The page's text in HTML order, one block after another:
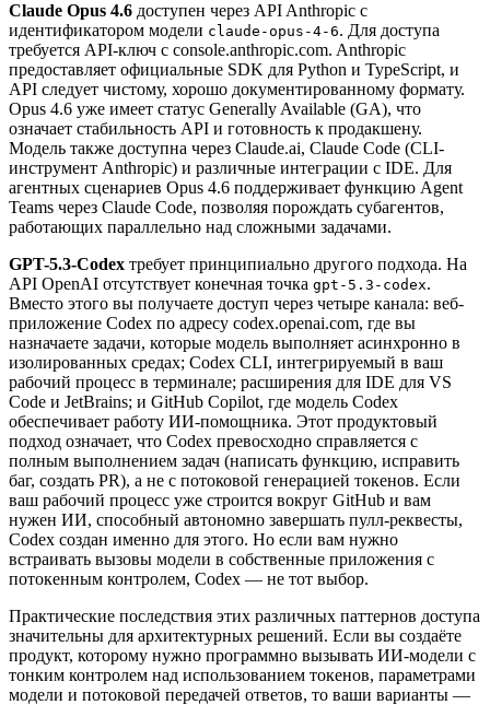
Claude Opus 4.6 доступен через API Anthropic с
идентификатором модели claude-opus-4-6. Для доступа
требуется API-ключ с console.anthropic.com. Anthropic
предоставляет официальные SDK для Python и TypeScript, и
API следует чистому, хорошо документированному формату.
Opus 4.6 уже имеет статус Generally Available (GA), что
означает стабильность API и готовность к продакшену.
Модель также доступна через Claude.ai, Claude Code (CLI-
инструмент Anthropic) и различные интеграции с IDE. Для
агентных сценариев Opus 4.6 поддерживает функцию Agent
Teams через Claude Code, позволяя порождать субагентов,
работающих параллельно над сложными задачами.
GPT-5.3-Codex требует принципиально другого подхода. На
API OpenAI отсутствует конечная точка gpt-5.3-codex.
Вместо этого вы получаете доступ через четыре канала: веб-
приложение Codex по адресу codex.openai.com, где вы
назначаете задачи, которые модель выполняет асинхронно в
изолированных средах; Codex CLI, интегрируемый в ваш
рабочий процесс в терминале; расширения для IDE для VS
Code и JetBrains; и GitHub Copilot, где модель Codex
обеспечивает работу ИИ-помощника. Этот продуктовый
подход означает, что Codex превосходно справляется с
полным выполнением задач (написать функцию, исправить
баг, создать PR), а не с потоковой генерацией токенов. Если
ваш рабочий процесс уже строится вокруг GitHub и вам
нужен ИИ, способный автономно завершать пулл-реквесты,
Codex создан именно для этого. Но если вам нужно
встраивать вызовы модели в собственные приложения с
потокенным контролем, Codex — не тот выбор.
Практические последствия этих различных паттернов доступа
значительны для архитектурных решений. Если вы создаёте
продукт, которому нужно программно вызывать ИИ-модели с
тонким контролем над использованием токенов, параметрами
модели и потоковой передачей ответов, то ваши варианты —